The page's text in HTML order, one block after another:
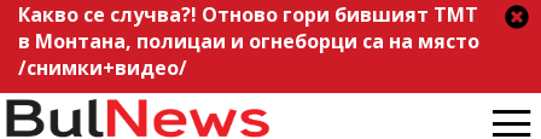
Какво се случва?! Отново гори бившият ТМТ
в Монтана, полицаи и огнеборци са на място
/снимки+видео/